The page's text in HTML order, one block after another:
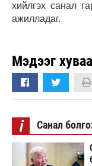
хийлгэх санал
ажилладаг.
Мэдээг
i Санал